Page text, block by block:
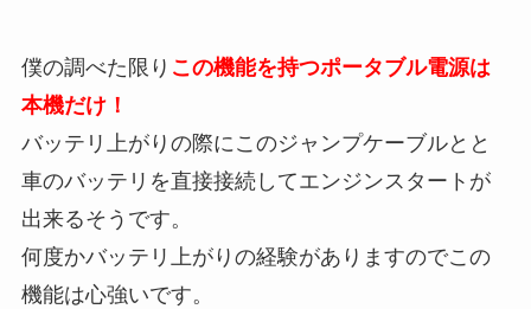
僕の調べた限り この機能を持つポータブル電源は
本機だけ！
バッテリ上がりの際にこのジャンプケーブルとと
車のバッテリを直接接続してエンジンスタートが
出来るそうです。
何度かバッテリ上がりの経験がありますのでこの
機能は心強いです。